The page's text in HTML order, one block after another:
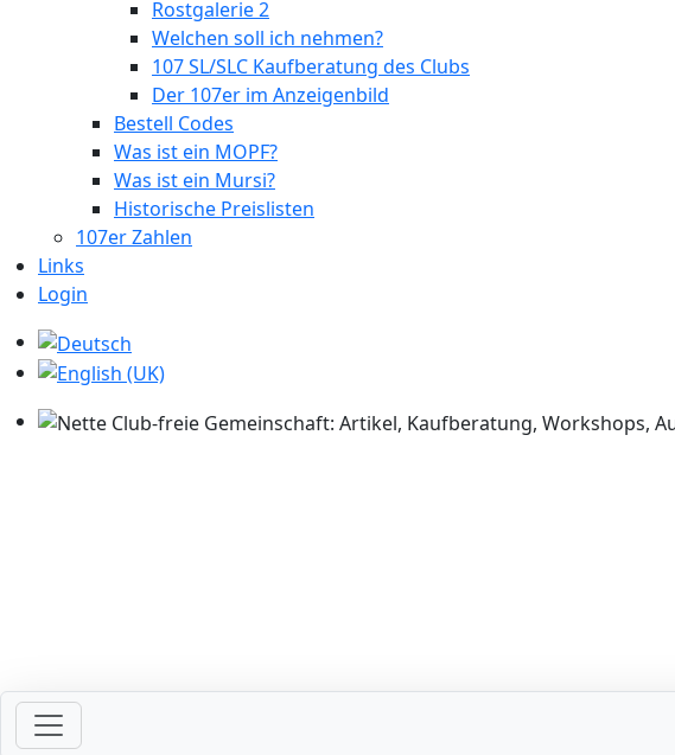
Rostgalerie 2
Welchen soll ich nehmen?
107 SL/SLC Kaufberatung des Clubs
Der 107er im Anzeigenbild
Bestell Codes
Was ist ein MOPF?
Was ist ein Mursi?
Historische Preislisten
107er Zahlen
Links
Login
Sprache auswählen
Bitte schickt Eure Datenkarten vor 82 an die Sternzeit